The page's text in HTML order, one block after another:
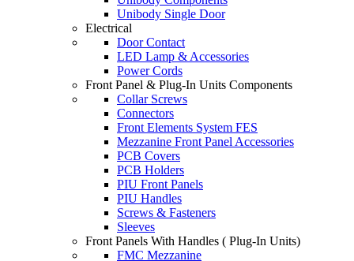
Unibody Single Door
Electrical
Door Contact
LED Lamp & Accessories
Power Cords
Front Panel & Plug-In Units Components
Collar Screws
Connectors
Front Elements System FES
Mezzanine Front Panel Accessories
PCB Covers
PCB Holders
PIU Front Panels
PIU Handles
Screws & Fasteners
Sleeves
Front Panels With Handles ( Plug-In Units)
FMC Mezzanine